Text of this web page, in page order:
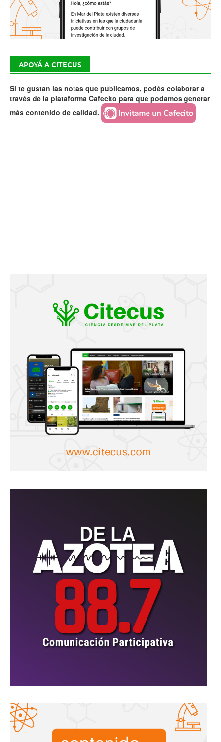
APOYÁ A CITECUS
Si te gustan las notas que publicamos, podés colaborar a
través de la plataforma Cafecito para que podamos generar
más contenido de calidad.